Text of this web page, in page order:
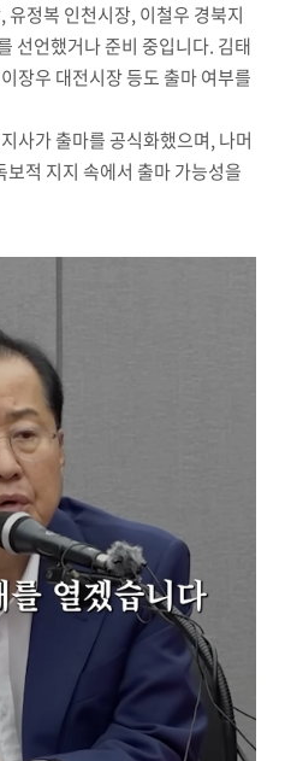
정복 인천시장, 이철우 경북지
선언했거나 준비 중입니다. 김태
이장우 대전시장 등도 출마 여부를
사가 출마를 공식화했으며, 나머
적 지지 속에서 출마 가능성을